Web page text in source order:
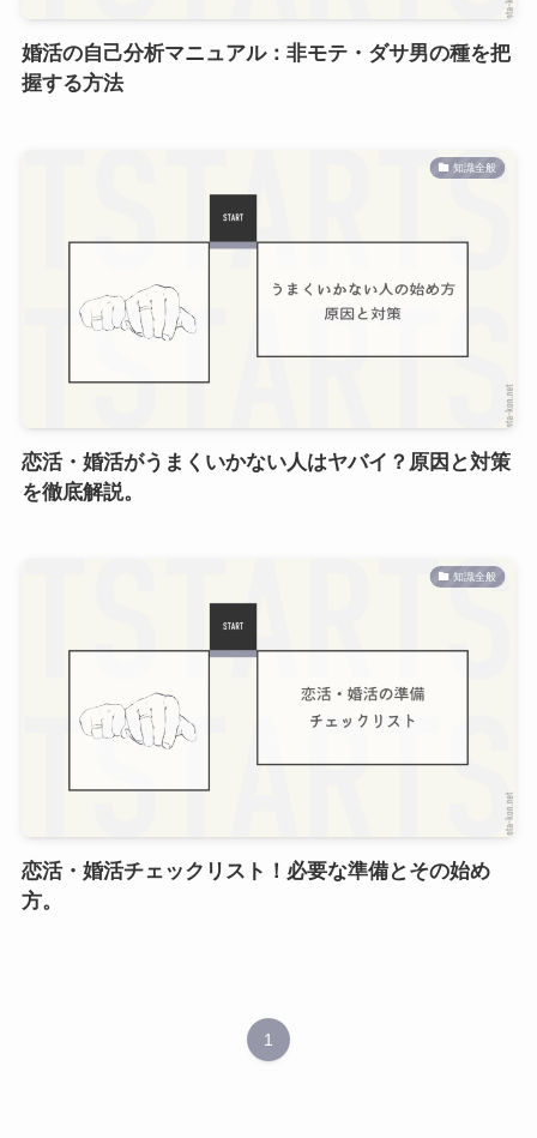
婚活の自己分析マニュアル：非モテ・ダサ男の種を把
握する方法
知識全般
恋活・婚活がうまくいかない人はヤバイ？原因と対策
を徹底解説。
知識全般
恋活・婚活チェックリスト！必要な準備とその始め
方。
1